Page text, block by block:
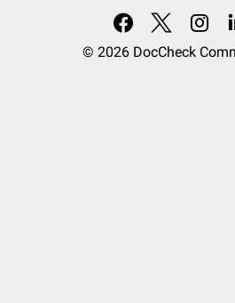
© 2026 DocCheck